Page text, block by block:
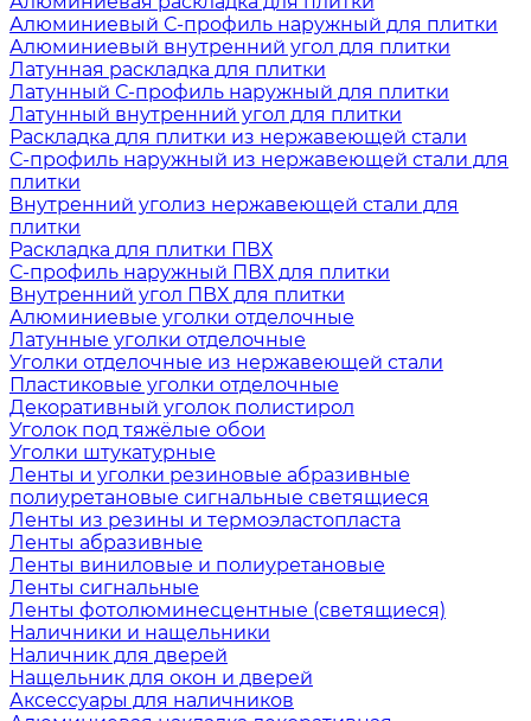
Алюминиевый С-профиль наружный для плитки
Алюминиевый внутренний угол для плитки
Латунная раскладка для плитки
Латунный С-профиль наружный для плитки
Латунный внутренний угол для плитки
Раскладка для плитки из нержавеющей стали
С-профиль наружный из нержавеющей стали для
плитки
Внутренний уголиз нержавеющей стали для
плитки
Раскладка для плитки ПВХ
С-профиль наружный ПВХ для плитки
Внутренний угол ПВХ для плитки
Алюминиевые уголки отделочные
Латунные уголки отделочные
Уголки отделочные из нержавеющей стали
Пластиковые уголки отделочные
Декоративный уголок полистирол
Уголок под тяжёлые обои
Уголки штукатурные
Ленты и уголки резиновые абразивные
полиуретановые сигнальные светящиеся
Ленты из резины и термоэластопласта
Ленты абразивные
Ленты виниловые и полиуретановые
Ленты сигнальные
Ленты фотолюминесцентные (светящиеся)
Наличники и нащельники
Наличник для дверей
Нащельник для окон и дверей
Аксессуары для наличников